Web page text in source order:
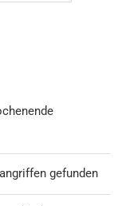
gefunden